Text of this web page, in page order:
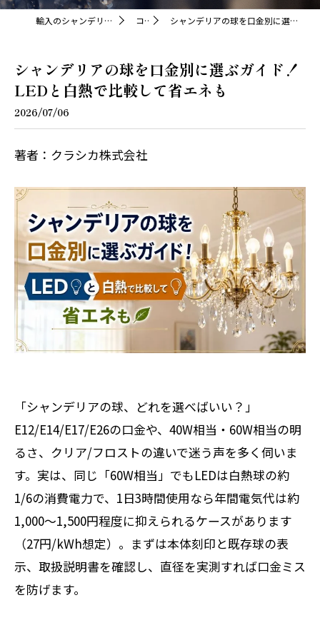
輸入のシャンデリアならクラシカ株式会社 コラム シャンデリアの球を口金別に選ぶガイド！LEDと白熱で比較して省エネも
シャンデリアの球を口金別に選ぶガイド！
LEDと白熱で比較して省エネも
2026/07/06
著者：クラシカ株式会社
「シャンデリアの球、どれを選べばいい？」
――E12/E14/E17/E26の口金や、40W相当・60W相当の明
るさ、クリア/フロストの違いで迷う声を多く伺いま
す。実は、同じ「60W相当」でもLEDは白熱球の約
1/6の消費電力で、1日3時間使用なら年間電気代は約
1,000～1,500円程度に抑えられるケースがあります
（27円/kWh想定）。まずは本体刻印と既存球の表
示、取扱説明書を確認し、直径を実測すれば口金ミス
を防げます。